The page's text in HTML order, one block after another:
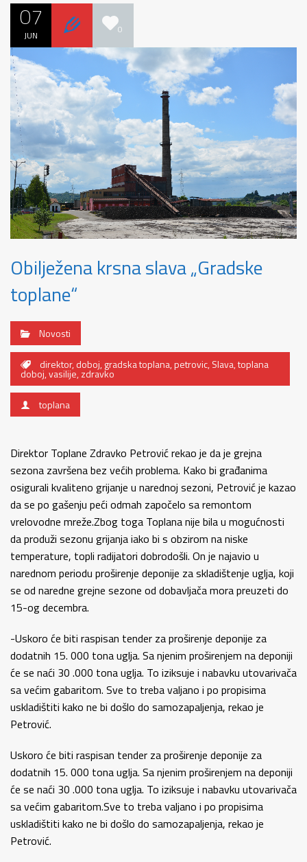
07
JUN 0
Obilježena krsna slava „Gradske
toplane“
Novosti
direktor,doboj,gradska toplana,petrovic,Slava,toplana
doboj,vasilije,zdravko
toplana
Direktor Toplane Zdravko Petrović rekao je da je grejna
sezona završena bez većih problema. Kako bi građanima
osigurali kvaliteno grijanje u narednoj sezoni, Petrović je kazao
da se po gašenju peći odmah započelo sa remontom
vrelovodne mreže.Zbog toga Toplana nije bila u mogućnosti
da produži sezonu grijanja iako bi s obzirom na niske
temperature, topli radijatori dobrodošli. On je najavio u
narednom periodu proširenje deponije za skladištenje uglja, koji
se od naredne grejne sezone od dobavljača mora preuzeti do
15-og decembra.
-Uskoro će biti raspisan tender za proširenje deponije za
dodatnih 15. 000 tona uglja. Sa njenim proširenjem na deponiji
će se naći 30 .000 tona uglja. To iziksuje i nabavku utovarivača
sa većim gabaritom. Sve to treba valjano i po propisima
uskladištiti kako ne bi došlo do samozapaljenja, rekao je
Petrović.
Uskoro će biti raspisan tender za proširenje deponije za
dodatnih 15. 000 tona uglja. Sa njenim proširenjem na deponiji
će se naći 30 .000 tona uglja. To iziksuje i nabavku utovarivača
sa većim gabaritom.Sve to treba valjano i po propisima
uskladištiti kako ne bi došlo do samozapaljenja, rekao je
Petrović.